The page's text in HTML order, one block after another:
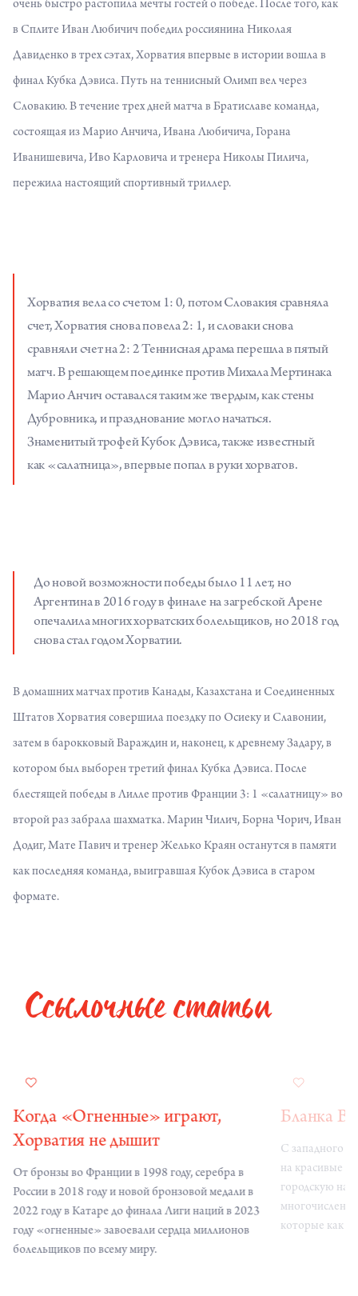
очень быстро растопила мечты гостей о победе. После того, как
в Сплите Иван Любичич победил россиянина Николая
Давиденко в трех сэтах, Хорватия впервые в истории вошла в
финал Кубка Дэвиса. Путь на теннисный Олимп вел через
Словакию. В течение трех дней матча в Братиславе команда,
состоящая из Марио Анчича, Ивана Любичича, Горана
Иванишевича, Иво Карловича и тренера Николы Пилича,
пережила настоящий спортивный триллер.
Хорватия вела со счетом 1: 0, потом Словакия сравняла
счет, Хорватия снова повела 2: 1, и словаки снова
сравняли счет на 2: 2 Теннисная драма перешла в пятый
матч. В решающем поединке против Михала Мертинака
Марио Анчич оставался таким же твердым, как стены
Дубровника, и празднование могло начаться.
Знаменитый трофей Кубок Дэвиса, также известный
как «салатница», впервые попал в руки хорватов.
До новой возможности победы было 11 лет, но
Аргентина в 2016 году в финале на загребской Арене
опечалила многих хорватских болельщиков, но 2018 год
снова стал годом Хорватии.
В домашних матчах против Канады, Казахстана и Соединенных
Штатов Хорватия совершила поездку по Осиеку и Славонии,
затем в барокковый Вараждин и, наконец, к древнему Задару, в
котором был выборен третий финал Кубка Дэвиса. После
блестящей победы в Лилле против Франции 3: 1 «салатницу» во
второй раз забрала шахматка. Марин Чилич, Борна Чорич, Иван
Додиг, Мате Павич и тренер Желько Краян останутся в памяти
как последняя команда, выигравшая Кубок Дэвиса в старом
формате.
Ссылочные статьи
Когда «Огненные» играют,
Хорватия не дышит
От бронзы во Франции в 1998 году, серебра в
России в 2018 году и новой бронзовой медали в
2022 году в Катаре до финала Лиги наций в 2023
году «огненные» завоевали сердца миллионов
болельщиков по всему миру.
Бланка
С западного
на красивые
городскую
которые как